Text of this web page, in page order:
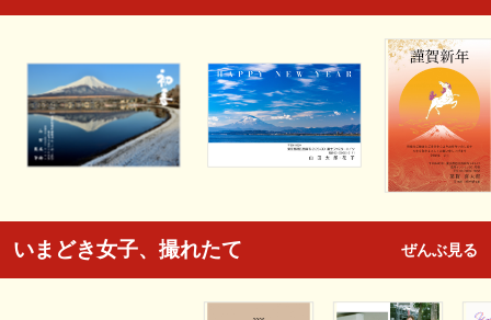
いまどき女子、撮れたて ぜんぶ見る